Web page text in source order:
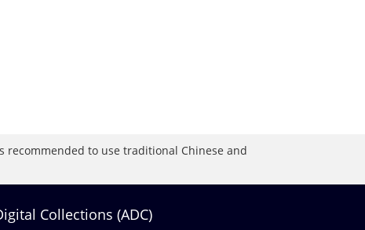
to use traditional Chinese and
Collections (ADC)